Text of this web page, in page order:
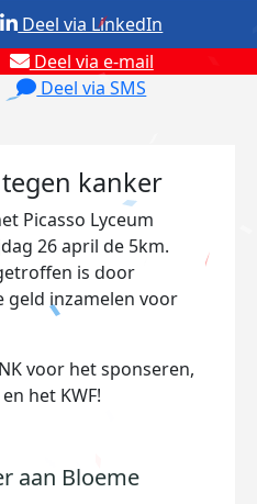
Deel via e-mail
Deel via SMS
Deel via LinkedIn
kanker
Picasso Lyceum
26 april de 5km.
is door
inzamelen voor
voor het sponseren,
het KWF!
aan Bloeme